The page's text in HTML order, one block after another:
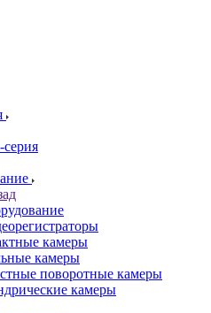
камеры
камеры
поворотные камеры
камеры